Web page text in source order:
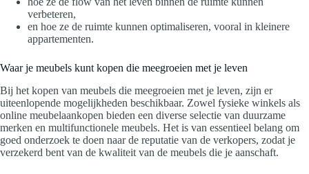
verbeteren,
en hoe ze de ruimte kunnen optimaliseren, vooral in kleinere
appartementen.
Waar je meubels kunt kopen die meegroeien met je leven
Bij het kopen van meubels die meegroeien met je leven, zijn er
uiteenlopende mogelijkheden beschikbaar. Zowel fysieke winkels als
online meubelaankopen bieden een diverse selectie van duurzame
merken en multifunctionele meubels. Het is van essentieel belang om
goed onderzoek te doen naar de reputatie van de verkopers, zodat je
verzekerd bent van de kwaliteit van de meubels die je aanschaft.